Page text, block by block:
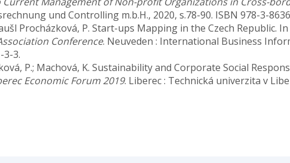
und Controlling m.b.H., 2020, s.78-90. ISBN 978-3-
Procházková, P. Start-ups Mapping in the Czech Republic. In
Conference. Neuveden : International Business
3-3.
P.; Machová, K. Sustainability and Corporate Social
Economic Forum 2019. Liberec : Technická univerzita v